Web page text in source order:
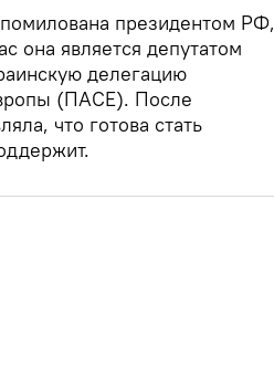
президентом РФ,
она является депутатом
делегацию
(ПАСЕ). После
что готова стать